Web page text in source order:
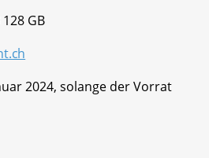
GB
2024, solange der Vorrat